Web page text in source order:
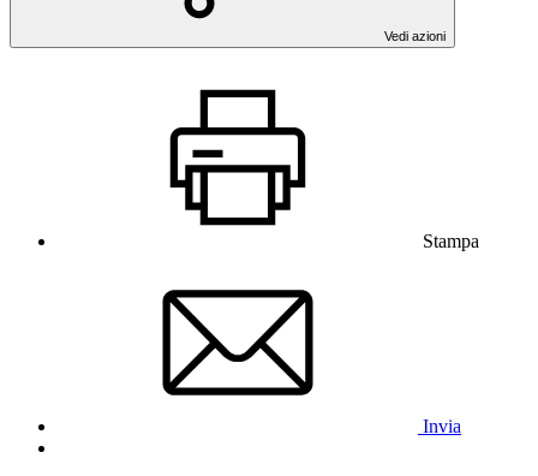
Vedi azioni
Stampa
Invia